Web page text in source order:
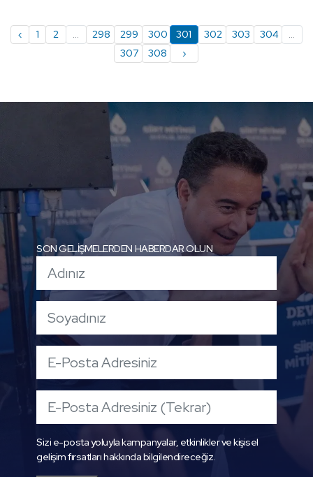
‹ 1 2 ... 298 299 300 301 302 303 304
...
307
308 ›
SON GELİŞMELERDEN HABERDAR OLUN
Sizi e-posta yoluyla kampanyalar, etkinlikler ve kişisel
gelişim fırsatları hakkında bilgilendireceğiz.